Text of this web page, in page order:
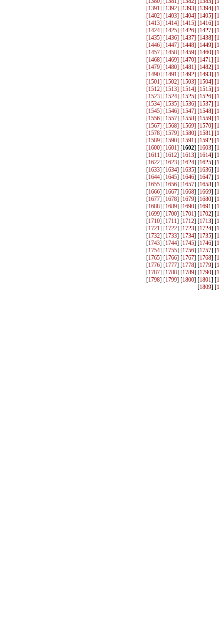
[1391] [1392] [1393] [1394] [
[1402] [1403] [1404] [1405] [
[1413] [1414] [1415] [1416] [
[1424] [1425] [1426] [1427] [
[1435] [1436] [1437] [1438] [
[1446] [1447] [1448] [1449] [
[1457] [1458] [1459] [1460] [
[1468] [1469] [1470] [1471] [
[1479] [1480] [1481] [1482] [
[1490] [1491] [1492] [1493] [
[1501] [1502] [1503] [1504] [
[1512] [1513] [1514] [1515] [
[1523] [1524] [1525] [1526] [
[1534] [1535] [1536] [1537] [
[1545] [1546] [1547] [1548] [
[1556] [1557] [1558] [1559] [
[1567] [1568] [1569] [1570] [
[1578] [1579] [1580] [1581] [
[1589] [1590] [1591] [1592] [
[1600] [1601] [1602] [1603] [
[1611] [1612] [1613] [1614] [
[1622] [1623] [1624] [1625] [
[1633] [1634] [1635] [1636] [
[1644] [1645] [1646] [1647] [
[1655] [1656] [1657] [1658] [
[1666] [1667] [1668] [1669] [
[1677] [1678] [1679] [1680] [
[1688] [1689] [1690] [1691] [
[1699] [1700] [1701] [1702] [
[1710] [1711] [1712] [1713] [
[1721] [1722] [1723] [1724] [
[1732] [1733] [1734] [1735] [
[1743] [1744] [1745] [1746] [
[1754] [1755] [1756] [1757] [
[1765] [1766] [1767] [1768] [
[1776] [1777] [1778] [1779] [
[1787] [1788] [1789] [1790] [
[1798] [1799] [1800] [1801] [
[1809] [